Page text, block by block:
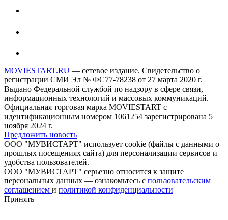
MOVIESTART.RU — сетевое издание. Свидетельство о
регистрации СМИ Эл № ФС77-78238 от 27 марта 2020 г.
Выдано Федеральной службой по надзору в сфере связи,
информационных технологий и массовых коммуникаций.
Официальная торговая марка MOVIESTART с
идентификационным номером 1061254 зарегистрирована 5
ноября 2024 г.
Предложить новость
ООО "МУВИСТАРТ" использует cookie (файлы с данными о
прошлых посещениях сайта) для персонализации сервисов и
удобства пользователей.
ООО "МУВИСТАРТ" серьезно относится к защите
персональных данных — ознакомьтесь с пользовательским
соглашением и политикой конфиденциальности
Принять